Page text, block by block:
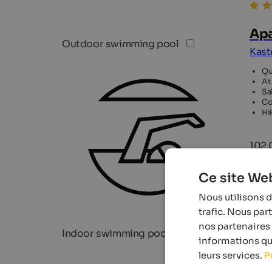
Outdoor swimming pool
Indoor swimming pool
At
102
Ce site
Nous utilisons
trafic. Nous
nos
informations
leurs services.